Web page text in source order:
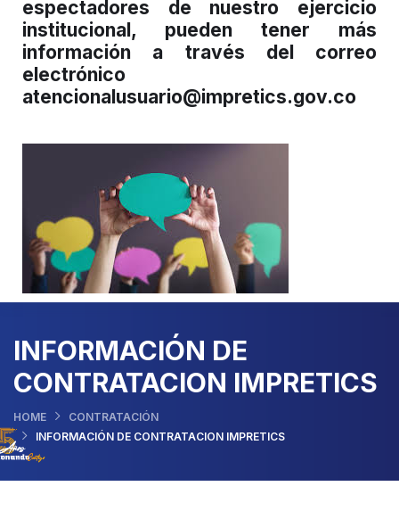
espectadores de nuestro ejercicio
institucional, pueden tener más
información a través del correo
electrónico
atencionalusuario@impretics.gov.co
INFORMACIÓN DE
CONTRATACION IMPRETICS
HOME
CONTRATACIÓN
INFORMACIÓN DE CONTRATACION IMPRETICS